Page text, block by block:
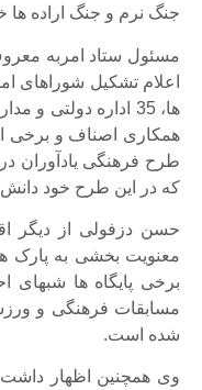
جنگ نرم و جنگ اراده ها
مسئول ستاد امربه
اعلام تشکیل شوراهای
ها، 35 اداره
همکاری اصناف و برخی
طرح فرهنگی یادآوران
که در این طرح خود
حسن دزفولی از دیگر
معنویت بخشی به پارک
برخی پایگاه ها شبهای
مسابقات فرهنگی و
شده است.
وی همچنین اظهار